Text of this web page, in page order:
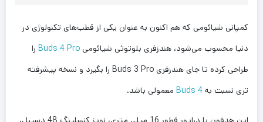
کمپانی شیائومی که هم اکنون به عنوان یکی از قطب‌های تکنولوژی در
دنیا محسوب می‌شود، هندزفری بلوتوثی شیائومی Buds 4 Pro را
طراحی کرده تا جای هندزفری Buds 3 Pro را بگیرد و نسخه پیشرفته
تری نسبت به Buds 4 معمولی باشد.